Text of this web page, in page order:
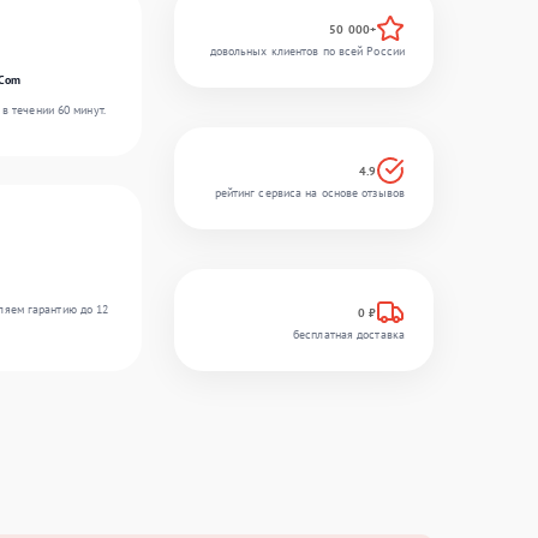
течении 60 минут.
гарантию до 12
50 000+
довольных клиентов по всей России
4.9
рейтинг сервиса на основе отзывов
0 ₽
бесплатная доставка